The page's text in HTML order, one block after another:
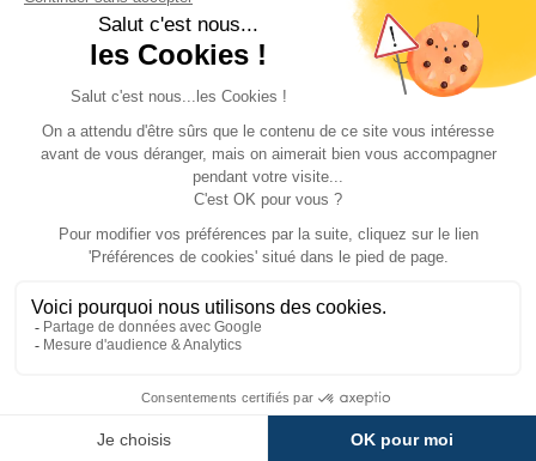
Description Informations complémentaires
UNE TENTE SUR ATTELAGE PRATIQUE,
CONFORTABLE ET ROBUSTE
tente plianteOutset de Thule se distingue par son
véhicule. Son principal atout : camper en hauteur, à l’abri
de l’humidité et des insectes, tout en bénéficiant d’un
La toile de cette tente est conçue en polyester Ripstop
600D : respirant, imperméable et résistant aux